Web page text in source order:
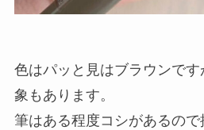
色はパッと見はブラウンで
象もあります。
筆はある程度コシがあるので